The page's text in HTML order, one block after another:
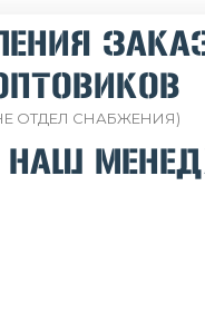
ОТДЕЛ СНАБЖЕНИЯ)
НАШ